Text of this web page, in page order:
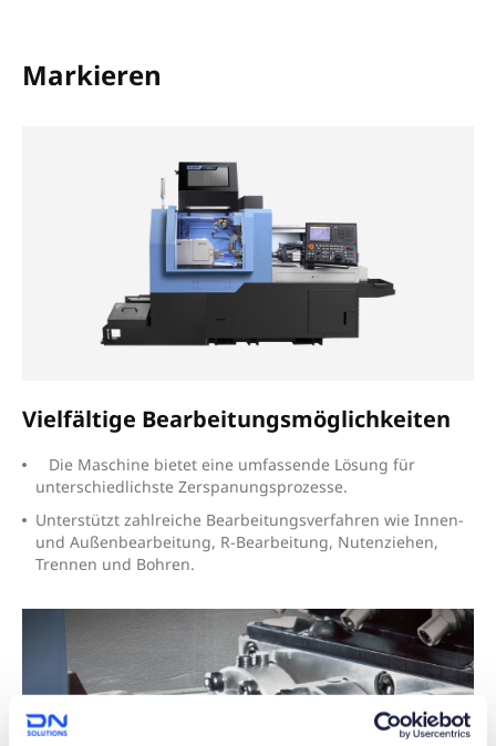
Markieren
Vielfältige Bearbeitungsmöglichkeiten
Die Maschine bietet eine umfassende Lösung für
unterschiedlichste Zerspanungsprozesse.
Unterstützt zahlreiche Bearbeitungsverfahren wie Innen-
und Außenbearbeitung, R-Bearbeitung, Nutenziehen,
Trennen und Bohren.